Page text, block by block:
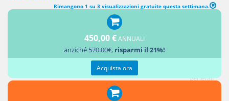
PROGRAMMAZIONE REGIONALE E LOCALE
generali
Rimangono 1 su 3 visualizzazioni gratuite questa settimana.
450,00 €ANNUALI
anziché570.00€, risparmi il 21%!
Acquista ora